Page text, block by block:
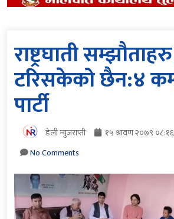
राष्ट्रघाती
टरिसकेको छैन:४
पार्टी
डेली न्युजराप्ती १५ श्रावण २०७९ ०८:१६
No Comments